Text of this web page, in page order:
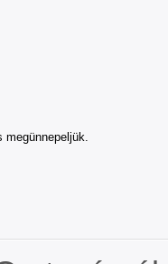
megünnepeljük.